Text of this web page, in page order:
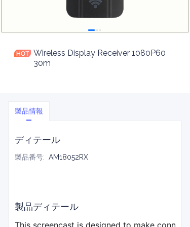
Wireless Display Receiver 1080P60
30m
製品情報
ディテール
製品番号: AM18052RX
製品ディテール
This screencast is designed to make